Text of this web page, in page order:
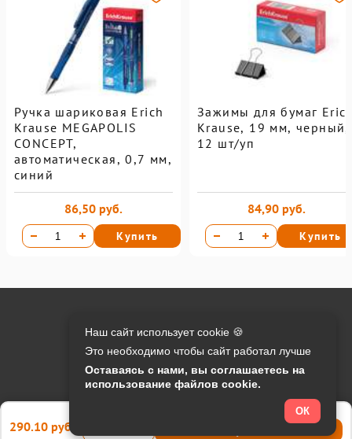
Ручка шариковая Erich
Krause MEGAPOLIS
CONCEPT,
автоматическая, 0,7 мм,
синий
86,50 руб.
Купить
Зажимы для бумаг
Krause, 19 мм, черный,
12 шт/уп
84,90 руб.
Купить
290.10 руб.
Контакты:
info@o-manager.ru
Онлайн оплата на сайте:
Наш сайт использует cookie 🍪
Это необходимо чтобы сайт работал лучше
Оставаясь с нами, вы соглашаетесь на
использование файлов cookie.
ОК